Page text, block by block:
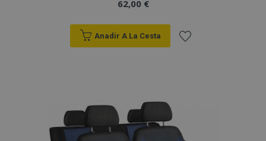
62,00 €
Anadir A La Cesta
de